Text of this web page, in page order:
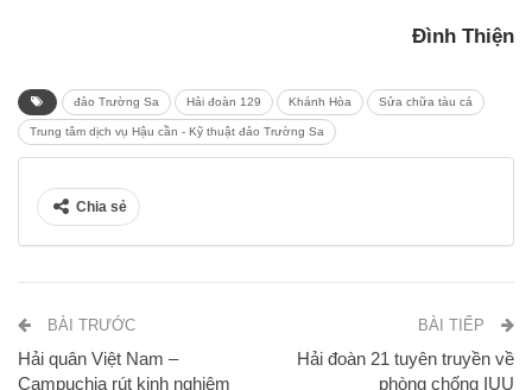
Đình Thiện
đảo Trường Sa Hải đoàn 129 Khánh Hòa Sửa chữa tàu cá
Trung tâm dịch vụ Hậu cần - Kỹ thuật đảo Trường Sa
Chia sẻ
BÀI TRƯỚC
Hải quân Việt Nam –
Campuchia rút kinh nghiệm
BÀI TIẾP
Hải đoàn 21 tuyên truyền về
phòng chống IUU